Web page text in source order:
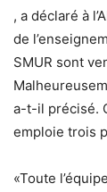
, a déclaré à
de
SMUR sont
a-t-il précisé.
emploie trois
«Toute